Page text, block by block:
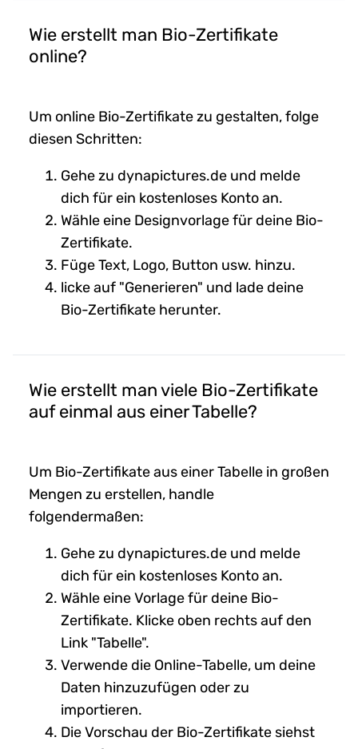
Wie erstellt man Bio-Zertifikate
online?
Um online Bio-Zertifikate zu gestalten, folge
diesen Schritten:
Gehe zu dynapictures.de und melde
dich für ein kostenloses Konto an.
Wähle eine Designvorlage für deine Bio-
Zertifikate.
Füge Text, Logo, Button usw. hinzu.
licke auf "Generieren" und lade deine
Bio-Zertifikate herunter.
Wie erstellt man viele Bio-Zertifikate
auf einmal aus einer Tabelle?
Um Bio-Zertifikate aus einer Tabelle in großen
Mengen zu erstellen, handle
folgendermaßen:
Gehe zu dynapictures.de und melde
dich für ein kostenloses Konto an.
Wähle eine Vorlage für deine Bio-
Zertifikate. Klicke oben rechts auf den
Link "Tabelle".
Verwende die Online-Tabelle, um deine
Daten hinzuzufügen oder zu
importieren.
Die Vorschau der Bio-Zertifikate siehst